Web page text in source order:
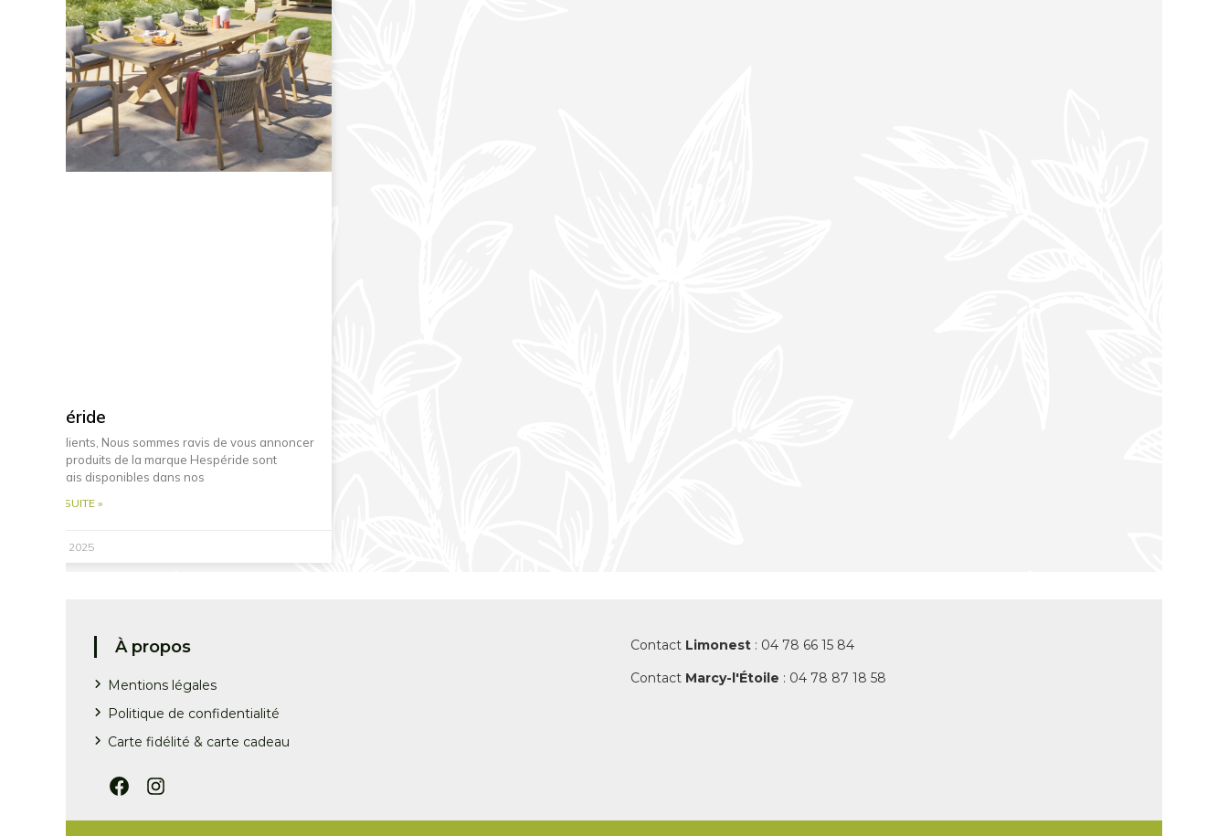
Hespéride
Chers clients, Nous sommes ravis de vous annoncer
que les produits de la marque Hespéride sont
désormais disponibles dans nos
LIRE LA SUITE »
25 mars 2025
À propos
Mentions légales
Politique de confidentialité
Carte fidélité & carte cadeau
Contact Limonest : 04 78 66 15 84
Contact Marcy-l'Étoile : 04 78 87 18 58